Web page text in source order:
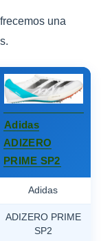
una
Adidas
ADIZERO
PRIME SP2
Adidas
ADIZERO PRIME
SP2